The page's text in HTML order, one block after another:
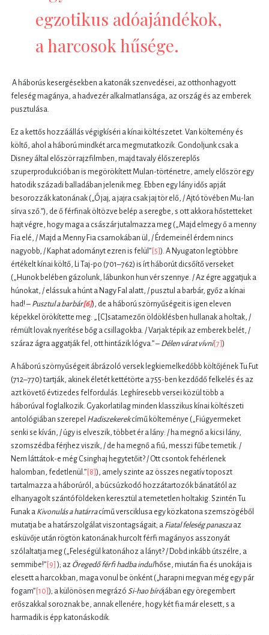
egzotikus adóajándékok,
a harcosok hűsége.
A háborús kesergésekben a katonák szenvedései, az otthonhagyott
feleség magánya, a hadvezér alkalmatlansága, az ország és az emberek
pusztulása.
Ez a kettős hozzáállás végigkíséri a kínai költészetet. Van költemény és
költő, ahol a háború mindkét arca megmutatkozik. Gondoljunk csak a
Disney által először rajzfilmben, majd tavaly élőszereplős
szuperprodukcióban is megörökített Mulan-történetre, amely először egy
hatodik századi balladában jelenik meg. Ebben egy lány idős apját
besorozzák katonának („Ó jaj, a jajra csak jaj tör elő, / Ajtó tövében Mu-lan
sírva sző.”), de ő férfinak öltözve belép a seregbe, s ott akkora hőstetteket
hajt végre, hogy maga a császár jutalmazza meg („Majd elmegy ő a menny
Fia elé, / Majd a Menny Fia csarnokában ül, / Érdemeinél érdem nincs
nagyobb, / Kaphat adományt ezren is felül” [5] ). A Nyugaton legtöbbre
értékelt kínai költő, Li Taj-po (701–762) is írt háborút dicsőítő verseket
(„Hunok belében gázolunk, lábunkon hun vér szennye. / Az égre aggatjuk a
húnokat, / elássuk a húnt a Nagy Fal alatt, / pusztul a barbár, győz a kínai
had! – Pusztul a barbár[6]), de a háború szörnyűségeit is igen eleven
képekkel örökítette meg: „[C]satamezőn öldöklésben hullanak a holtak, /
rémült lovak nyerítése bőg a csillagokba. / Varjak tépik az emberek belét, /
száraz ágra aggatják fel, ott hintázik lógva.” – Délen várat vívni[7] )
A háború szörnyűségeit ábrázoló versek legkiemelkedőbb költőjének Tu Fut
(712–770) tartják, akinek életét kettétörte a 755-ben kezdődő felkelés és az
azt követő évtizedes felfordulás. Leghíresebb versei közül több a
háborúval foglalkozik. Gyakorlatilag minden klasszikus kínai költészeti
antológiában szerepel Hadiszekerekcímű költeménye („Fiúgyermeket
senki se kíván, / úgy is elveszik, többet ér a lány: / ha megnő a kicsi lány,
szomszédba férjhez viszik, / de ha megnő a fiú, messzi fűbe temetik. /
Nem láttátok-e még Csinghaj hegytetőit? / Ott csontok fehérlenek
halomban, fedetlenül.” [8] ), amely szinte az összes negatív toposzt
tartalmazza a háborúról, a búcsúzkodó hozzátartozók bánatától az
elhanyagolt szántóföldeken keresztül a temetetlen holtakig. Szintén Tu
Funak a Kivonulás a határracímű versciklusa egy közkatona szemszögéből
mutatja be a határszolgálat viszontagságait; a Fiatal feleség panaszaaz
esküvője után rögtön katonának hurcolt férfi magányos asszonyát
szólaltatja meg („Feleségül katonához a lányt? / Dobd inkább útszélre, a
semmibe!” [9] ); az Öregedő férfi hadba indulhőse, miután fia és unokája is
elesett a harcokban, maga vonul be önként („harapni megvan még egy pár
fogam” [10] ); a különösen megrázó Si-hao bírójában egy öregembert
erőszakkal soroznak be, annak ellenére, hogy két fia már elesett, s a
harmadik is épp katonáskodik.